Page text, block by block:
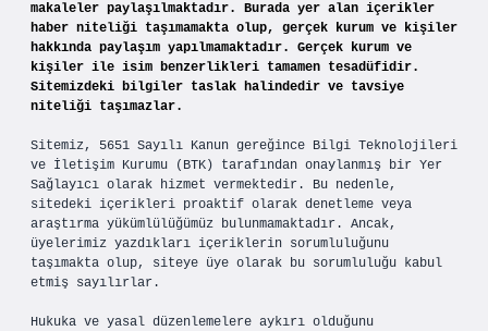
makaleler paylaşılmaktadır. Burada yer alan içerikler
haber niteliği taşımamakta olup, gerçek kurum ve kişiler
hakkında paylaşım yapılmamaktadır. Gerçek kurum ve
kişiler ile isim benzerlikleri tamamen tesadüfidir.
Sitemizdeki bilgiler taslak halindedir ve tavsiye
niteliği taşımazlar.
Sitemiz, 5651 Sayılı Kanun gereğince Bilgi Teknolojileri
ve İletişim Kurumu (BTK) tarafından onaylanmış bir Yer
Sağlayıcı olarak hizmet vermektedir. Bu nedenle,
sitedeki içerikleri proaktif olarak denetleme veya
araştırma yükümlülüğümüz bulunmamaktadır. Ancak,
üyelerimiz yazdıkları içeriklerin sorumluluğunu
taşımakta olup, siteye üye olarak bu sorumluluğu kabul
etmiş sayılırlar.
Hukuka ve yasal düzenlemelere aykırı olduğunu